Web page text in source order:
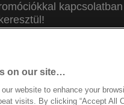
All Rights
on our site…
website to enhance your
visits. By clicking “Accept All